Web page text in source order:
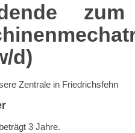
d)
Zentrale in Friedrichsfehn
3 Jahre.